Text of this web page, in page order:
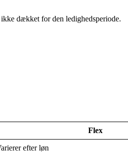
dækket for den ledighedsperiode.
Flex
efter løn